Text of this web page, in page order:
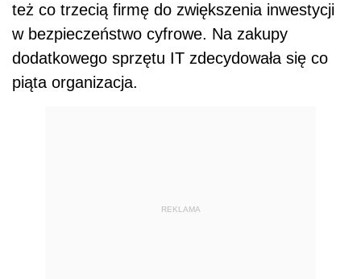
też co trzecią firmę do zwiększenia inwestycji
w bezpieczeństwo cyfrowe. Na zakupy
dodatkowego sprzętu IT zdecydowała się co
piąta organizacja.
REKLAMA